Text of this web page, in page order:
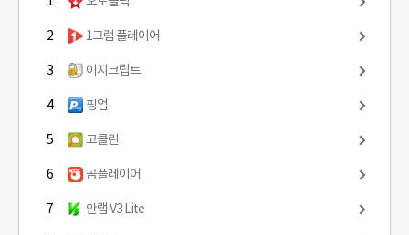
2 1그램 플레이어
3 이지크립트
4 핑업
5 고클린
6 곰플레이어
7 안랩 V3 Lite